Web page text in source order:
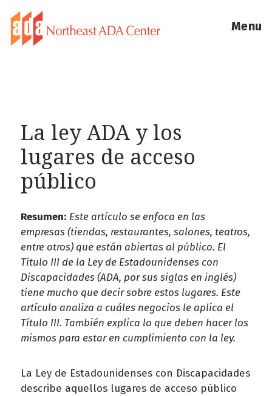
Menu
La ley ADA y los
lugares de acceso
público
Resumen: Este artículo se enfoca en las
empresas (tiendas, restaurantes, salones, teatros,
entre otros) que están abiertas al público. El
Título III de la Ley de Estadounidenses con
Discapacidades (ADA, por sus siglas en inglés)
tiene mucho que decir sobre estos lugares. Este
artículo analiza a cuáles negocios le aplica el
Título III. También explica lo que deben hacer los
mismos para estar en cumplimiento con la ley.
La Ley de Estadounidenses con Discapacidades
describe aquellos lugares de acceso público